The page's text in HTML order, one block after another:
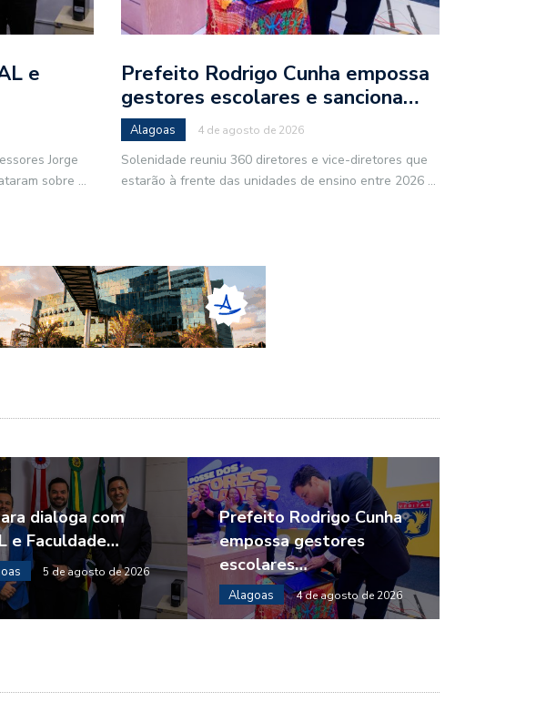
e
Jorge
sobre ...
Prefeito Rodrigo Cunha empossa
gestores escolares e sanciona…
Alagoas 4 de agosto de 2026
Solenidade reuniu 360 diretores e vice-diretores que
estarão à frente das unidades de ensino entre 2026 ...
dialoga com
e Faculdade…
5 de agosto de 2026
Prefeito Rodrigo Cunha
empossa gestores
escolares…
Alagoas 4 de agosto de 2026